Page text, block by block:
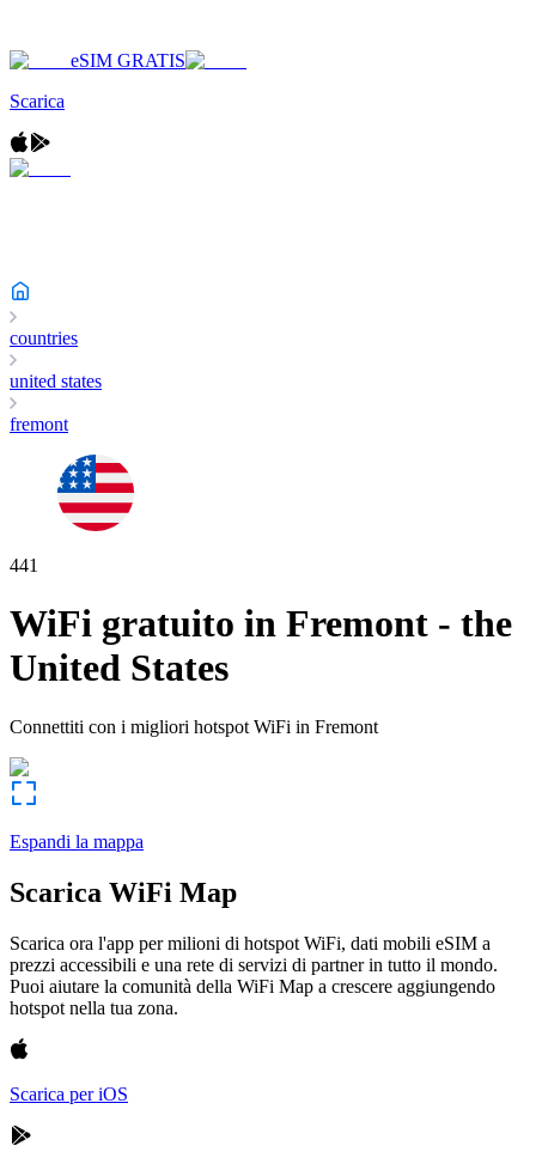
eSIM GRATIS
Scarica
countries
united states
fremont
441
WiFi gratuito in Fremont - the
United States
Connettiti con i migliori hotspot WiFi in Fremont
Espandi la mappa
Scarica WiFi Map
Scarica ora l'app per milioni di hotspot WiFi, dati mobili eSIM a
prezzi accessibili e una rete di servizi di partner in tutto il mondo.
Puoi aiutare la comunità della WiFi Map a crescere aggiungendo
hotspot nella tua zona.
Scarica per iOS